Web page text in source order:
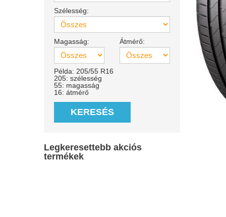
Szélesség:
Magasság: Átmérő:
Példa: 205/55 R16
205: szélesség
55: magasság
16: átmérő
KERESÉS
Legkeresettebb akciós
termékek